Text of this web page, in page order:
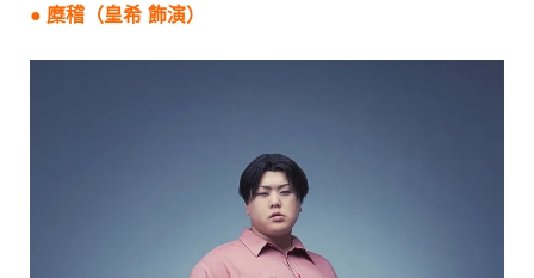
● 糜稽 （皇希 飾演）